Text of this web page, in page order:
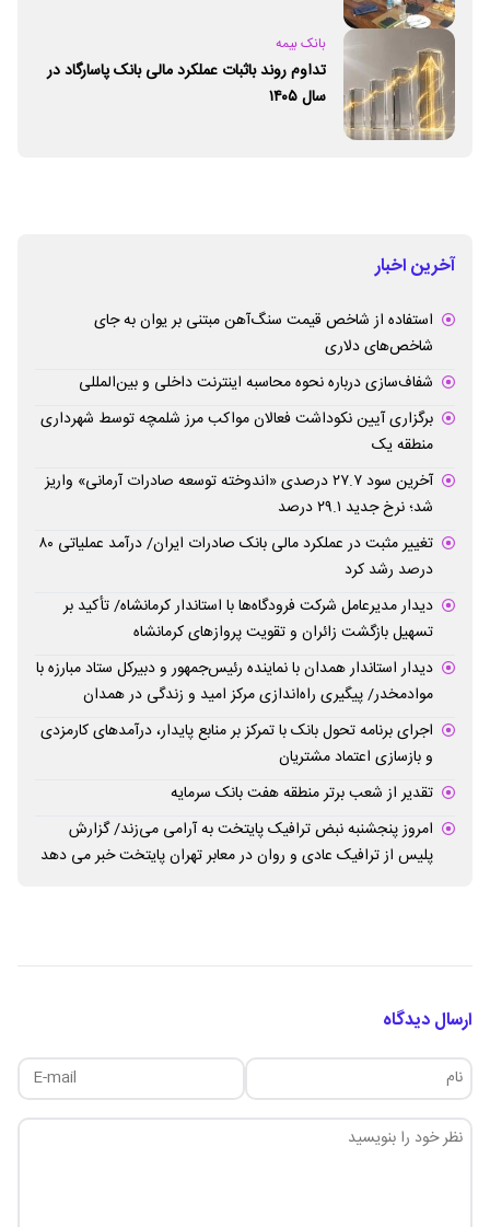
بانک بیمه
تداوم روند باثبات عملکرد مالی بانک پاسارگاد در
سال ۱۴۰۵
آخرین اخبار
استفاده از شاخص قیمت سنگ‌آهن مبتنی بر یوان به جای
شاخص‌های دلاری
شفاف‌سازی درباره نحوه محاسبه اینترنت داخلی و بین‌المللی
برگزاری آیین نکوداشت فعالان مواکب مرز شلمچه توسط شهرداری
منطقه یک
آخرین سود ۲۷.۷ درصدی «اندوخته توسعه صادرات آرمانی» واریز
شد؛ نرخ جدید ۲۹.۱ درصد
تغییر مثبت در عملکرد مالی بانک صادرات ایران/ درآمد عملیاتی ۸۰
درصد رشد کرد
دیدار مدیرعامل شرکت فرودگاه‌ها با استاندار کرمانشاه/ تأکید بر
تسهیل بازگشت زائران و تقویت پروازهای کرمانشاه
دیدار استاندار همدان با نماینده رئیس‌جمهور و دبیرکل ستاد مبارزه با
موادمخدر/ پیگیری راه‌اندازی مرکز امید و زندگی در همدان
اجرای برنامه تحول بانک با تمرکز بر منابع پایدار، درآمدهای کارمزدی
و بازسازی اعتماد مشتریان
تقدیر از شعب برتر منطقه هفت بانک سرمایه
امروز پنجشنبه نبض ترافیک پایتخت به آرامی می‌زند/ گزارش
پلیس از ترافیک عادی و روان در معابر تهران پایتخت خبر می دهد
ارسال دیدگاه